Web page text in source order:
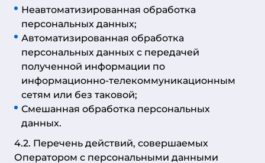
Неавтоматизированная обработка
персональных данных;
Автоматизированная обработка
персональных данных с передачей
полученной информации по
информационно-телекоммуникационным
сетям или без таковой;
Смешанная обработка персональных
данных.
4.2. Перечень действий, совершаемых
Оператором с персональными данными